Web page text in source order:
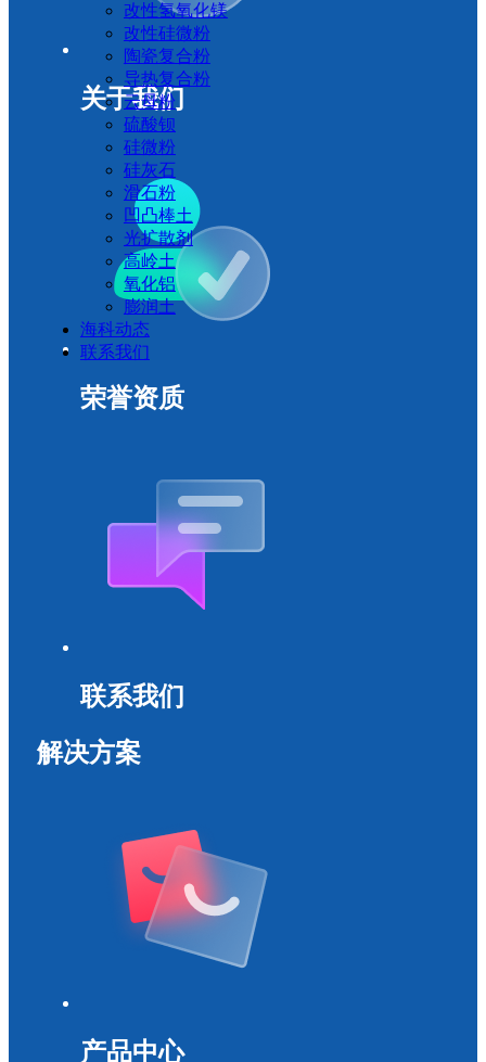
改性氢氧化镁
改性硅微粉
陶瓷复合粉
导热复合粉
云母粉
硫酸钡
硅微粉
硅灰石
滑石粉
凹凸棒土
光扩散剂
高岭土
氧化铝
膨润土
海科动态
联系我们
关于我们
荣誉资质
联系我们
解决方案
产品中心